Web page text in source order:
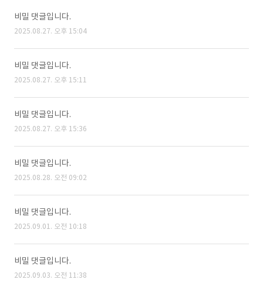
비밀 댓글입니다.
2025.08.27. 오후 15:04
비밀 댓글입니다.
2025.08.27. 오후 15:11
비밀 댓글입니다.
2025.08.27. 오후 15:36
비밀 댓글입니다.
2025.08.28. 오전 09:02
비밀 댓글입니다.
2025.09.01. 오전 10:18
비밀 댓글입니다.
2025.09.03. 오전 11:38